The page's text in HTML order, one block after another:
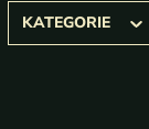
KATEGORIE